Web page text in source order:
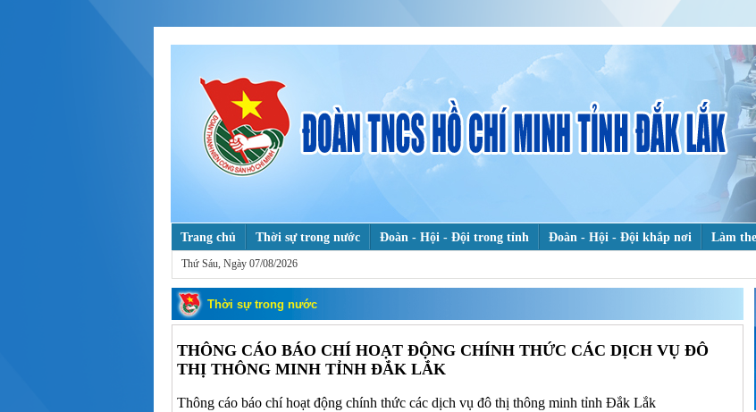
Trang chủ Thời sự trong nước Đoàn - Hội - Đội trong tỉnh Đoàn - Hội - Đội khắp nơi Làm
Tuổi trẻ với khoa học & công nghệ Bảo vệ
Mỗi ngày một tin tốt, mỗi tuần một câu chuyện đẹp
Thứ Sáu, Ngày 07/08/2026
Thời sự trong nước
THÔNG CÁO BÁO CHÍ HOẠT ĐỘNG CHÍNH THỨC CÁC DỊCH VỤ ĐÔ
THỊ THÔNG MINH TỈNH ĐẮK LẮK
Thông cáo báo chí hoạt động chính thức các dịch vụ đô thị thông minh tỉnh Đắk Lắk